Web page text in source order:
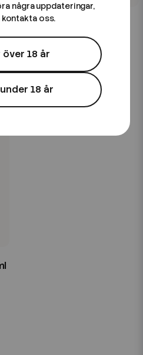
NEX
NEX SLT Fruits | Blue Lime |
10ml E-Juice
89 kr
några uppdateringar,
kontakta oss.
över 18 år
18 år